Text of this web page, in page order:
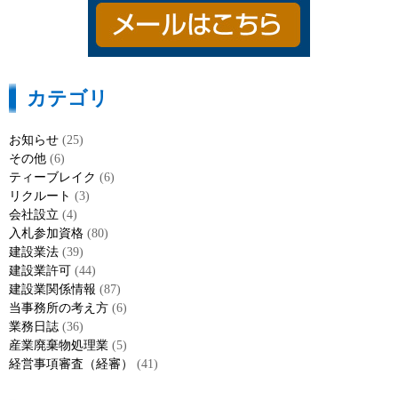
カテゴリ
お知らせ (25)
その他 (6)
ティーブレイク (6)
リクルート (3)
会社設立 (4)
入札参加資格 (80)
建設業法 (39)
建設業許可 (44)
建設業関係情報 (87)
当事務所の考え方 (6)
業務日誌 (36)
産業廃棄物処理業 (5)
経営事項審査（経審）
(41)